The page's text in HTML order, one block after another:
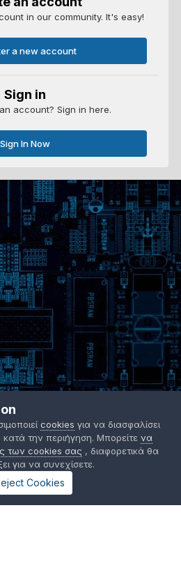
in our community. It's easy!
a new account
Sign in
account? Sign in here.
Sign In Now
cookies για να διασφαλίσει
την περιήγηση. Μπορείτε να
των cookies σας , διαφορετικά θα
για να συνεχίσετε.
Cookies